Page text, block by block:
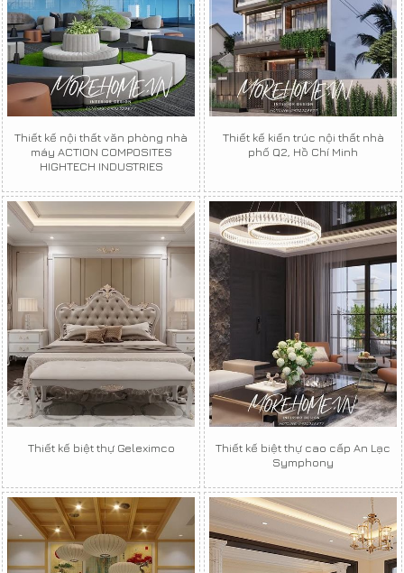
Thiết kế nội thất văn phòng nhà
máy ACTION COMPOSITES
HIGHTECH INDUSTRIES
Thiết kế kiến trúc nội thất nhà
phố Q2, Hồ Chí Minh
Thiết kế biệt thự Geleximco
Thiết kế biệt thự cao cấp An Lạc
Symphony